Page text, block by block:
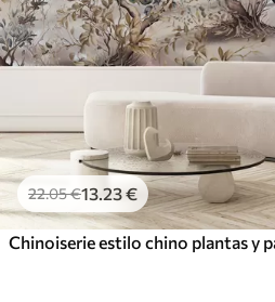
22.05€13 .23€